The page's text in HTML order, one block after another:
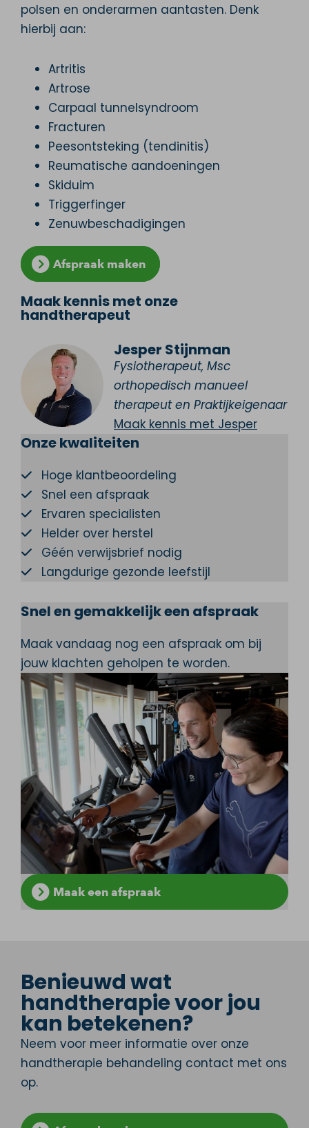
polsen en onderarmen aantasten. Denk
hierbij aan:
Artritis
Artrose
Carpaal tunnelsyndroom
Fracturen
Peesontsteking (tendinitis)
Reumatische aandoeningen
Skiduim
Triggerfinger
Zenuwbeschadigingen
Afspraak maken
Maak kennis met onze
handtherapeut
Jesper Stijnman
Fysiotherapeut, Msc
orthopedisch manueel
therapeut en Praktijkeigenaar
Maak kennis met Jesper
Onze kwaliteiten
Hoge klantbeoordeling
Snel een afspraak
Ervaren specialisten
Helder over herstel
Géén verwijsbrief nodig
Langdurige gezonde leefstijl
Snel en gemakkelijk een afspraak
Maak vandaag nog een afspraak om bij
jouw klachten geholpen te worden.
Maak een afspraak
Benieuwd wat
handtherapie voor jou
kan betekenen?
Neem voor meer informatie over onze
handtherapie behandeling contact met ons
op.